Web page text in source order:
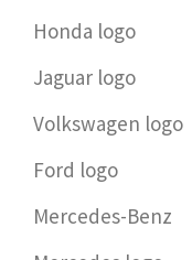
Honda logo
Jaguar logo
Volkswagen logo
Ford logo
Mercedes-Benz